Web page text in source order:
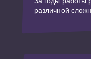
различной